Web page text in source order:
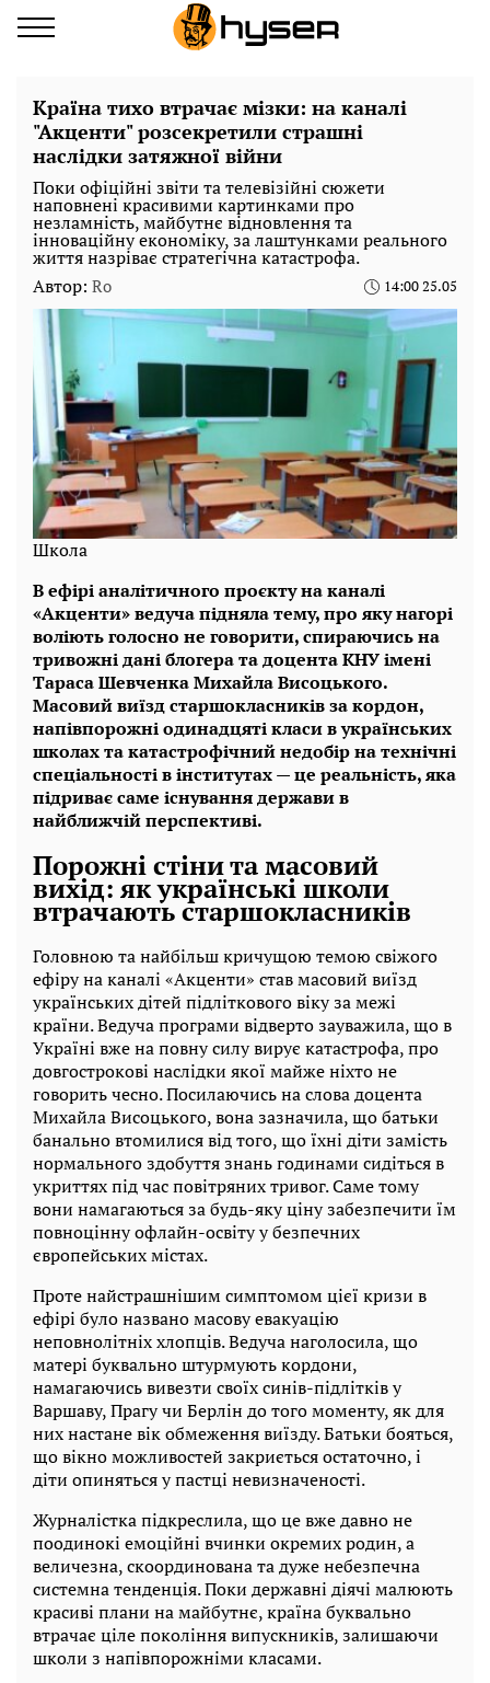
Країна тихо втрачає мізки: на каналі
"Акценти" розсекретили страшні
наслідки затяжної війни
Поки офіційні звіти та телевізійні сюжети
наповнені красивими картинками про
незламність, майбутнє відновлення та
інноваційну економіку, за лаштунками реального
життя назріває стратегічна катастрофа.
Автор: Ro 14:00 25.05
Школа
В ефірі аналітичного проєкту на каналі
«Акценти» ведуча підняла тему, про яку нагорі
воліють голосно не говорити, спираючись на
тривожні дані блогера та доцента КНУ імені
Тараса Шевченка Михайла Висоцького.
Масовий виїзд старшокласників за кордон,
напівпорожні одинадцяті класи в українських
школах та катастрофічний недобір на технічні
спеціальності в інститутах — це реальність, яка
підриває саме існування держави в
найближчій перспективі.
Порожні стіни та масовий
вихід: як українські школи
втрачають старшокласників
Головною та найбільш кричущою темою свіжого
ефіру на каналі «Акценти» став масовий виїзд
українських дітей підліткового віку за межі
країни. Ведуча програми відверто зауважила, що в
Україні вже на повну силу вирує катастрофа, про
довгострокові наслідки якої майже ніхто не
говорить чесно. Посилаючись на слова доцента
Михайла Висоцького, вона зазначила, що батьки
банально втомилися від того, що їхні діти замість
нормального здобуття знань годинами сидіться в
укриттях під час повітряних тривог. Саме тому
вони намагаються за будь-яку ціну забезпечити їм
повноцінну офлайн-освіту у безпечних
європейських містах.
Проте найстрашнішим симптомом цієї кризи в
ефірі було названо масову евакуацію
неповнолітніх хлопців. Ведуча наголосила, що
матері буквально штурмують кордони,
намагаючись вивезти своїх синів-підлітків у
Варшаву, Прагу чи Берлін до того моменту, як для
них настане вік обмеження виїзду. Батьки бояться,
що вікно можливостей закриється остаточно, і
діти опиняться у пастці невизначеності.
Журналістка підкреслила, що це вже давно не
поодинокі емоційні вчинки окремих родин, а
величезна, скоординована та дуже небезпечна
системна тенденція. Поки державні діячі малюють
красиві плани на майбутнє, країна буквально
втрачає ціле покоління випускників, залишаючи
школи з напівпорожніми класами.